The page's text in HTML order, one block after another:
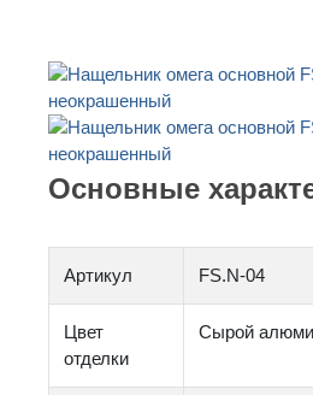
Основные
Артикул FS.N-04
Цвет
отделки
Сырой